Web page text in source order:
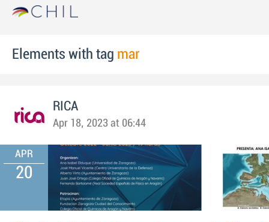
Elements with tag mar
RICA
Apr 18, 2023 at 06:44
APR
20